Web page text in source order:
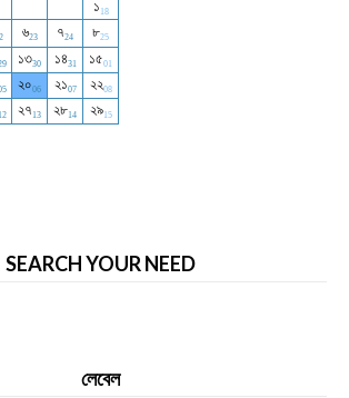
SEARCH YOUR NEED
লেবেল